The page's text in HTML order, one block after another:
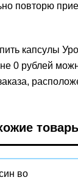
повторю
капсулы
0 рублей